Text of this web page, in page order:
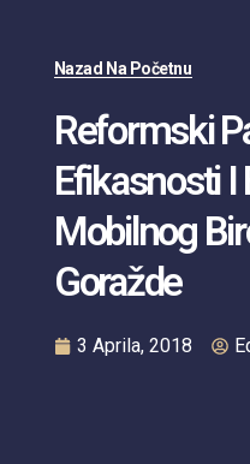
Nazad Na Početnu
Reformski
Efikasnosti
Mobilnog
Goražde
3 Aprila, 2018